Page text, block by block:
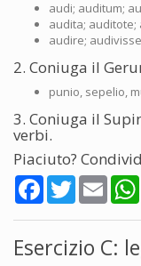
audi; auditum;
audita;
audire;
2. Coniuga il
punio, sepelio,
3. Coniuga il
verbi.
Piaciuto?
FacebookTwitterEmail
Esercizio C: